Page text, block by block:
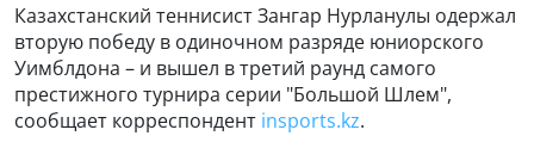
Казахстанский теннисист Зангар Нурланулы одержал
вторую победу в одиночном разряде юниорского
Уимблдона – и вышел в третий раунд самого
престижного турнира серии "Большой Шлем",
сообщает корреспондент insports.kz.